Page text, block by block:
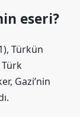
eseri?
Türkün
Gazi’nin